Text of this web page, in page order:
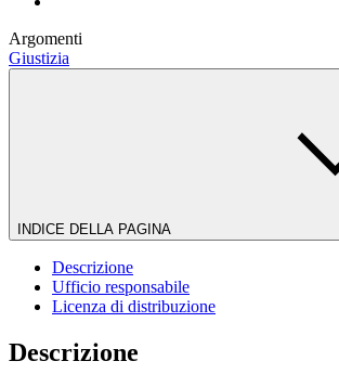
Argomenti
Giustizia
INDICE DELLA PAGINA
Descrizione
Ufficio responsabile
Licenza di distribuzione
Descrizione